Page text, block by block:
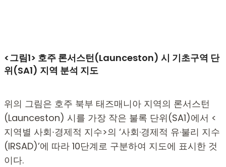
<그림1> 호주 론서스턴(Launceston) 시 기초구역 단
위(SA1) 지역 분석 지도
위의 그림은 호주 북부 태즈매니아 지역의 론서스턴
(Launceston) 시를 가장 작은 불록 단위(SA1)에서 <
지역별 사회∙경제적 지수>의 ‘사회·경제적 유·불리 지수
(IRSAD)’에 따라 10단계로 구분하여 지도에 표시한 것
이다.